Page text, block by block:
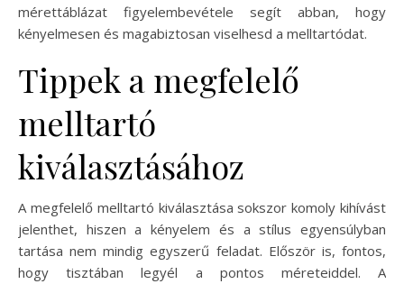
mérettáblázat figyelembevétele segít abban, hogy
kényelmesen és magabiztosan viselhesd a melltartódat.
Tippek a megfelelő
melltartó
kiválasztásához
A megfelelő melltartó kiválasztása sokszor komoly kihívást
jelenthet, hiszen a kényelem és a stílus egyensúlyban
tartása nem mindig egyszerű feladat. Először is, fontos,
hogy tisztában legyél a pontos méreteiddel. A